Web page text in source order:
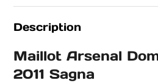
Description
Maillot Arsenal
2011 Sagna